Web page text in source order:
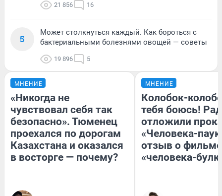
21 856 16
5
Может столкнуться каждый. Как бороться с
бактериальными болезнями овощей — советы
19 896 5
МНЕНИЕ
«Никогда не
чувствовал себя так
безопасно». Тюменец
проехался по дорогам
Казахстана и оказался
в восторге — почему?
МНЕНИЕ
Колобок-
тебя боюсь!
отложили
«Человека-
отзыв о
«человека-